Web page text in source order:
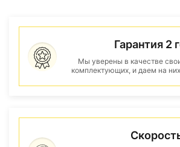
Гарантия 2
Мы уверены в качестве
комплектующих, и даем на